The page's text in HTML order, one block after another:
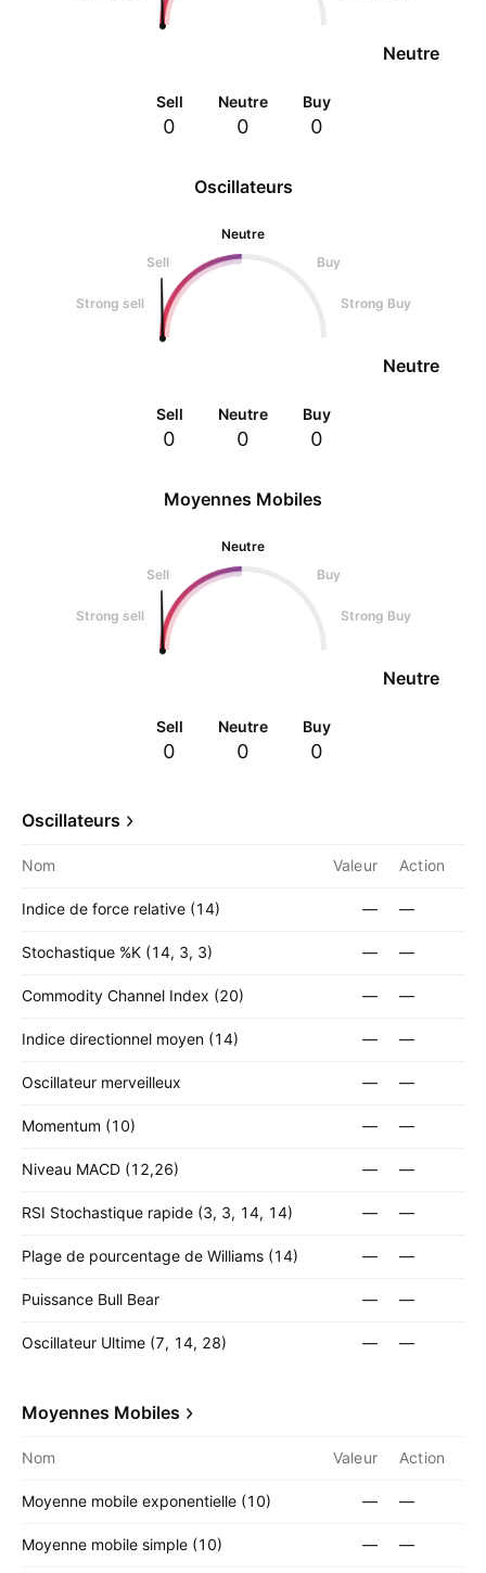
Oscillateurs
Neutre
Sell
Buy
Strong sell Strong Buy
Neutre
Sell
0
Neutre
0
Buy
0
Neutre
Sell
0
Neutre
0
Buy
0
Moyennes Mobiles
Neutre
Sell
Buy
Strong sell Strong Buy
Neutre
Sell
0
Neutre
0
Buy
0
Oscillateurs
Nom Valeur Action
Indice de force relative (14) — —
Stochastique %K (14, 3, 3) — —
Commodity Channel Index (20) — —
Indice directionnel moyen (14) — —
Oscillateur merveilleux — —
Momentum (10) — —
Niveau MACD (12,26) — —
RSI Stochastique rapide (3, 3, 14, 14) — —
Plage de pourcentage de Williams (14) — —
Puissance Bull Bear — —
Oscillateur Ultime (7, 14, 28) — —
Moyennes Mobiles
Nom Valeur Action
Moyenne mobile exponentielle (10) — —
Moyenne mobile simple (10) — —